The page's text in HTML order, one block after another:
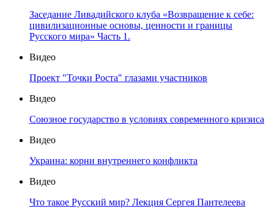
Заседание Ливадийского клуба «Возвращение к себе:
цивилизационные основы, ценности и границы
Русского мира» Часть 1.
Видео
Проект "Точки Роста" глазами участников
Видео
Союзное государство в условиях современного кризиса
Видео
Украина: корни внутреннего конфликта
Видео
Что такое Русский мир? Лекция Сергея Пантелеева